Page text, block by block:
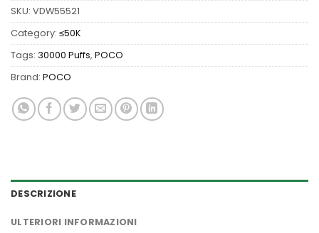
SKU: VDW55521
Category: ≤50K
Tags: 30000 Puffs, POCO
Brand: POCO
DESCRIZIONE
ULTERIORI INFORMAZIONI